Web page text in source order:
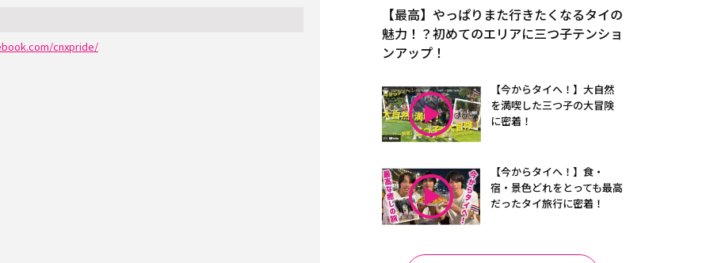
cnxpride/
【最高】やっぱりまた行きたくなるタイの
魅力！？初めてのエリアに三つ子テンショ
ンアップ！
【今からタイへ！】大自然
を満喫した三つ子の大冒険
に密着！
【今からタイへ！】食・
宿・景色どれをとっても最高
だったタイ旅行に密着！